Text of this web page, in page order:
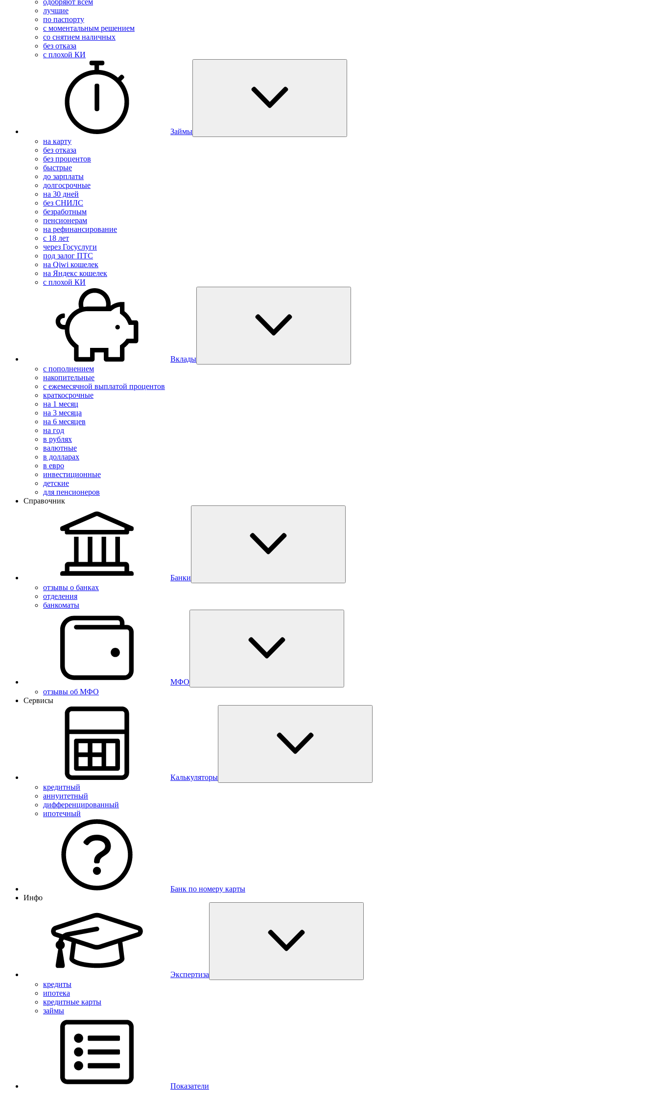
одобряют всем
лучшие
по паспорту
с моментальным решением
со снятием наличных
без отказа
с плохой КИ
Займы
на карту
без отказа
без процентов
быстрые
до зарплаты
долгосрочные
на 30 дней
без СНИЛС
безработным
пенсионерам
на рефинансирование
с 18 лет
через Госуслуги
под залог ПТС
на Qiwi кошелек
на Яндекс кошелек
с плохой КИ
Вклады
с пополнением
накопительные
с ежемесячной выплатой процентов
краткосрочные
на 1 месяц
на 3 месяца
на 6 месяцев
на год
в рублях
валютные
в долларах
в евро
инвестиционные
детские
для пенсионеров
Справочник
Банки
отзывы о банках
отделения
банкоматы
МФО
отзывы об МФО
Сервисы
Калькуляторы
кредитный
аннуитетный
дифференцированный
ипотечный
Банк по номеру карты
Инфо
Экспертиза
кредиты
ипотека
кредитные карты
займы
Показатели